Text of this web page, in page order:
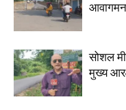
आवागमन
सोशल
मुख्य